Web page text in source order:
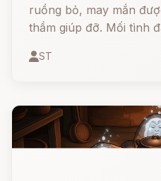
ruồng bỏ, may mắn
thầm giúp đỡ. Mối tình
người mang lễ giáo và
ST